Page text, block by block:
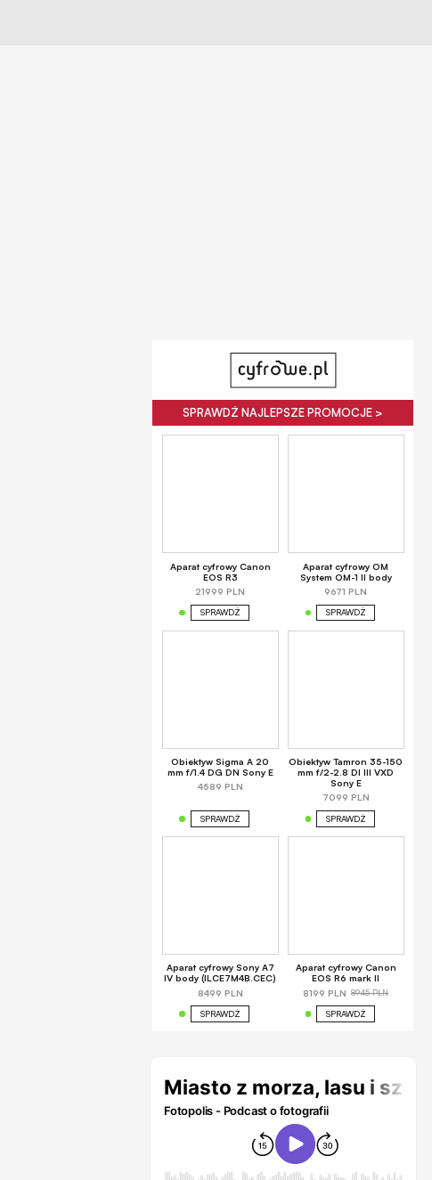
SPRAWDŹ NAJLEPSZE PROMOCJE >
Aparat cyfrowy Canon
EOS R3
21999 PLN
SPRAWDŹ
Aparat cyfrowy OM
System OM-1 II body
9671 PLN
SPRAWDŹ
Obiektyw Sigma A 20
mm f/1.4 DG DN Sony E
4589 PLN
SPRAWDŹ
Obiektyw Tamron 35-150
mm f/2-2.8 DI III VXD
Sony E
7099 PLN
SPRAWDŹ
Aparat cyfrowy Sony A7
IV body (ILCE7M4B.CEC)
8499 PLN
SPRAWDŹ
Aparat cyfrowy Canon
EOS R6 mark II
8199 PLN 8945 PLN
SPRAWDŹ